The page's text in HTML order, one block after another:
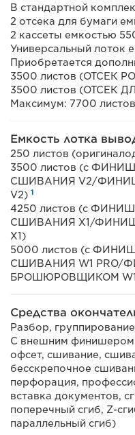
В стандартной
2 отсека для бумаги
2 кассеты емкостью
Универсальный лоток
Приобретается
3500 листов (ОТСЕК
3500 листов (ОТСЕК
Максимум: 7700 листов
Емкость лотка
250 листов
3500 листов (с
СШИВАНИЯ V2/
V2) 1
4250 листов (с
СШИВАНИЯ Х1/
Х1)
5000 листов (с
СШИВАНИЯ W1 PRO/
БРОШЮРОВЩИКОМ W1
Средства
Разбор,
С внешним
офсет, сшивание,
бесскрепочное
перфорация,
вставка документов,
поперечный сгиб, Z-
параллельный сгиб)